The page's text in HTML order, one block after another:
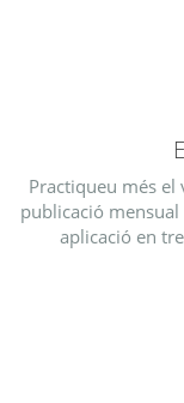
Practiqueu més
publicació
aplicació en